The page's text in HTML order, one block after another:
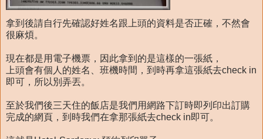
拿到後請自行先確認好姓名跟上頭的資料是否正確，不然會
很麻煩。
現在都是用電子機票，因此拿到的是這樣的一張紙，
上頭會有個人的姓名、班機時間，到時再拿這張紙去check in
即可，所以別弄丟。
至於我們後三天住的飯店是我們用網路下訂時即列印出訂購
完成的網頁，到時我們在拿那張紙去check in即可。